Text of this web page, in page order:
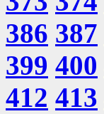
386 387
399 400
412 413